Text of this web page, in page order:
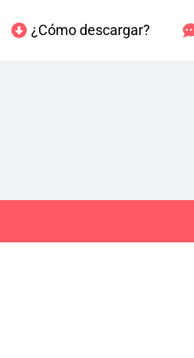
¿Cómo descargar?